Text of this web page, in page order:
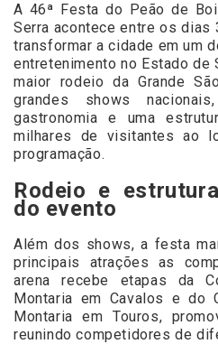
A 46ª Festa do Peão de
Serra acontece entre os dias
transformar a cidade em um
entretenimento no Estado de
maior rodeio da Grande
grandes shows
gastronomia e uma
milhares de visitantes ao
programação.
Rodeio e
do evento
Além dos shows, a festa
principais atrações as
arena recebe etapas da
Montaria em Cavalos e do
Montaria em Touros,
reunindo competidores de